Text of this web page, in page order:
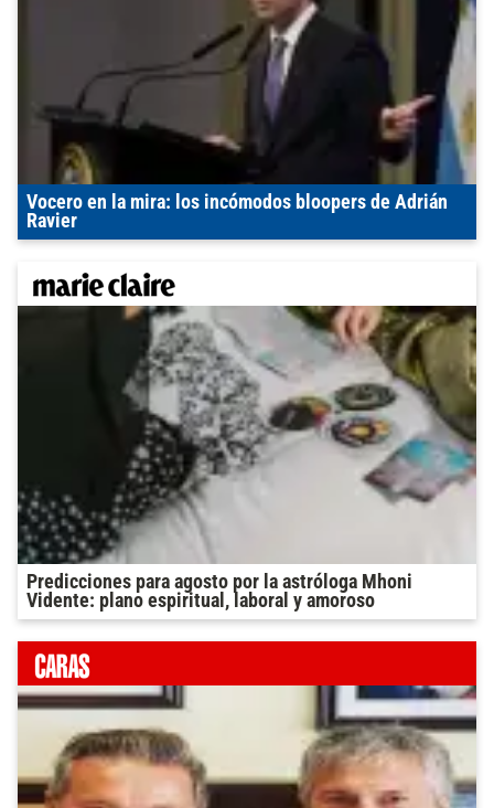
Vocero en la mira: los incómodos bloopers de Adrián
Ravier
Predicciones para agosto por la astróloga Mhoni
Vidente: plano espiritual, laboral y amoroso